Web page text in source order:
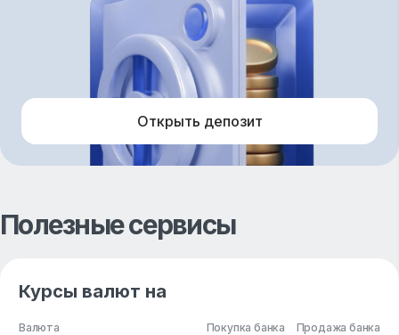
Открыть депозит
Полезные сервисы
Курсы валют на
Валюта Покупка банка Продажа банка